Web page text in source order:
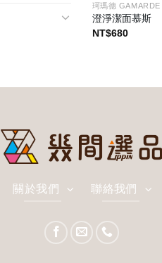
珂瑪德 GAMARDE
澄淨潔面慕斯
NT$680
關於我們 聯絡我們